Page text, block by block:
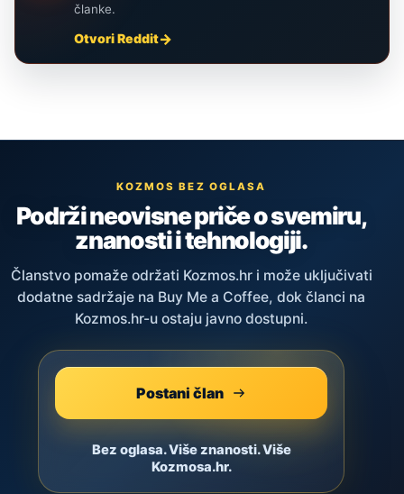
članke.
Otvori Reddit
KOZMOS BEZ OGLASA
Podrži neovisne priče o svemiru,
znanosti i tehnologiji.
Članstvo pomaže održati Kozmos.hr i može uključivati
dodatne sadržaje na Buy Me a Coffee, dok članci na
Kozmos.hr-u ostaju javno dostupni.
Postani član
Bez oglasa. Više znanosti. Više
Kozmosa.hr.